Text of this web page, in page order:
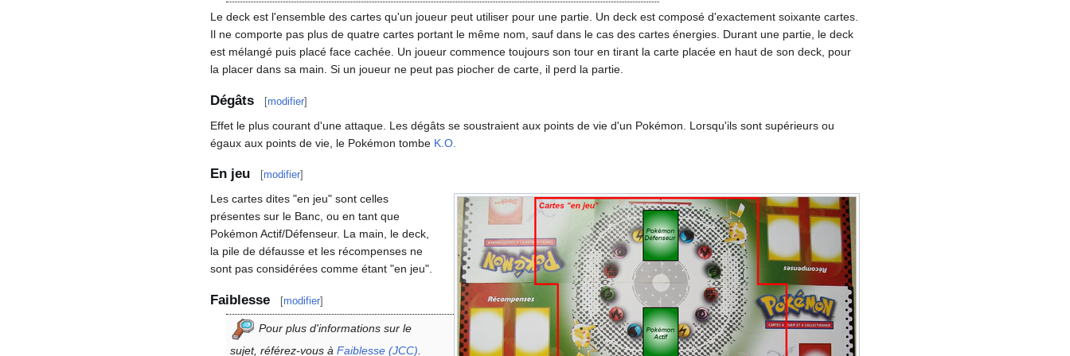
Le deck est l'ensemble des cartes qu'un joueur peut utiliser pour une partie. Un deck est composé d'exactement soixante cartes.
Il ne comporte pas plus de quatre cartes portant le même nom, sauf dans le cas des cartes énergies. Durant une partie, le deck
est mélangé puis placé face cachée. Un joueur commence toujours son tour en tirant la carte placée en haut de son deck, pour
la placer dans sa main. Si un joueur ne peut pas piocher de carte, il perd la partie.
Dégâts [modifier]
Effet le plus courant d'une attaque. Les dégâts se soustraient aux points de vie d'un Pokémon. Lorsqu'ils sont supérieurs ou
égaux aux points de vie, le Pokémon tombe K.O.
En jeu [modifier]
Les cartes dites "en jeu" sont celles
présentes sur le Banc, ou en tant que
Pokémon Actif/Défenseur. La main, le deck,
la pile de défausse et les récompenses ne
sont pas considérées comme étant "en jeu".
Faiblesse [modifier]
Pour plus d'informations sur le
sujet, référez-vous à Faiblesse (JCC)